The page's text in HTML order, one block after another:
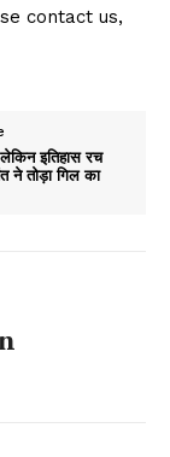
contact us,
इतिहास रच
ने तोड़ा गिल का